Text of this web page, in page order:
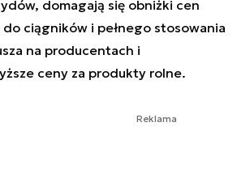
domagają się obniżki cen
ciągników i pełnego stosowania
na producentach i
ceny za produkty rolne.
Reklama